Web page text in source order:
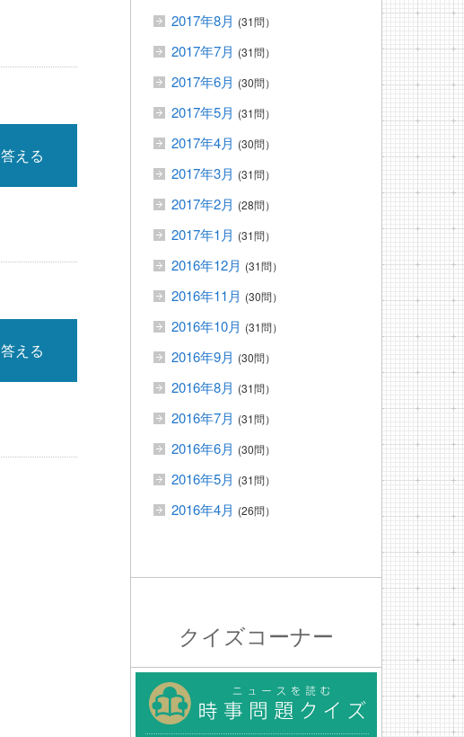
答える
答える
2017年8月 (31問）
2017年7月 (31問）
2017年6月 (30問）
2017年5月 (31問）
2017年4月 (30問）
2017年3月 (31問）
2017年2月 (28問）
2017年1月 (31問）
2016年12月 (31問）
2016年11月 (30問）
2016年10月 (31問）
2016年9月 (30問）
2016年8月 (31問）
2016年7月 (31問）
2016年6月 (30問）
2016年5月 (31問）
2016年4月 (26問）
クイズコーナー